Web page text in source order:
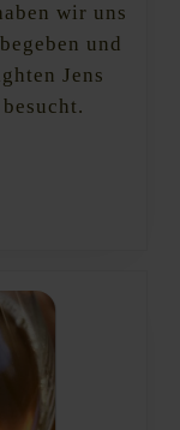
2017wir uns
und
Jens